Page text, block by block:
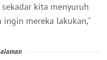
kita menyuruh
mereka lakukan,"